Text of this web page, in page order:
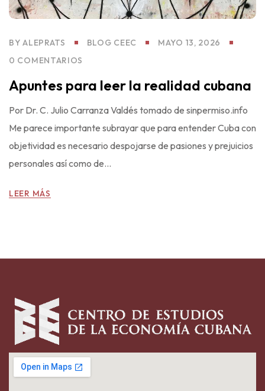
BYALEPRATS BLOG CEEC
MAYO 13, 2026
0 COMENTARIOS
Apuntes para leer la realidad cubana
Por Dr. C. Julio Carranza Valdés tomado de sinpermiso.info
Me parece importante subrayar que para entender Cuba con
objetividad es necesario despojarse de pasiones y prejuicios
personales así como de...
LEER MÁS